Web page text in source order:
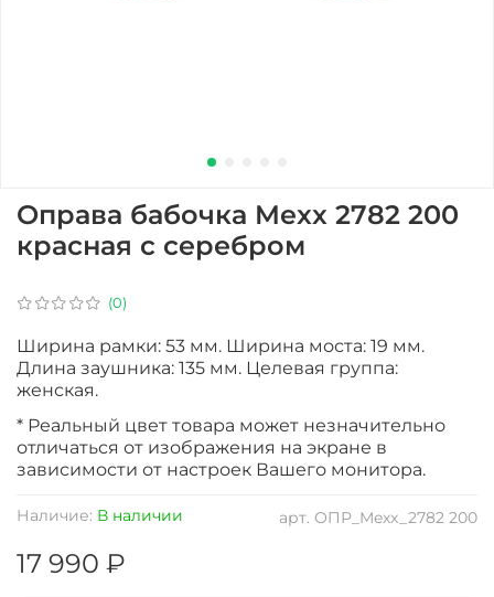
(0)
арт. ОПР_Mexx_2782 200
Наличие: В наличии
Оправа бабочка Mexx 2782 200
красная с серебром
17 990 ₽
Ширина рамки: 53 мм. Ширина моста: 19 мм.
Длина заушника: 135 мм. Целевая группа:
женская.
* Реальный цвет товара может незначительно
отличаться от изображения на экране в
зависимости от настроек Вашего монитора.